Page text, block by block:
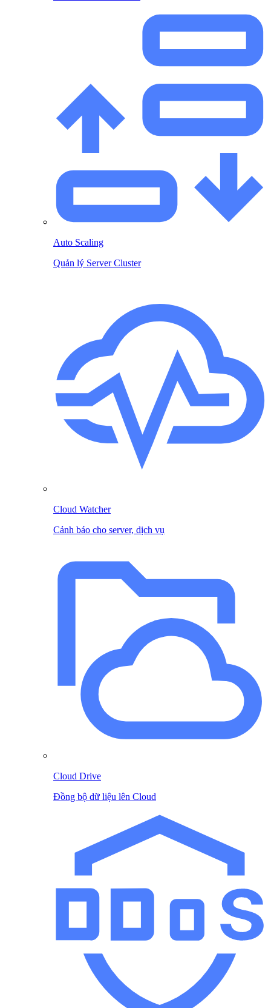
Auto Scaling
Quản lý Server Cluster
Cloud Watcher
Cảnh báo cho server, dịch vụ
Cloud Drive
Đồng bộ dữ liệu lên Cloud